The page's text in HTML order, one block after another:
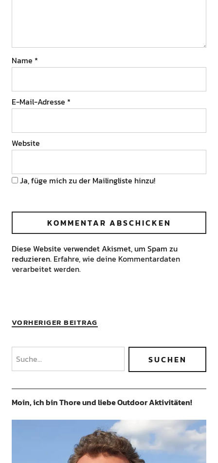
Name *
E-Mail-Adresse *
Website
Ja, füge mich zu der Mailingliste hinzu!
Diese Website verwendet Akismet, um Spam zu
reduzieren. Erfahre, wie deine Kommentardaten
verarbeitet werden.
VORHERIGER BEITRAG
Moin, ich bin Thore und liebe Outdoor Aktivitäten!